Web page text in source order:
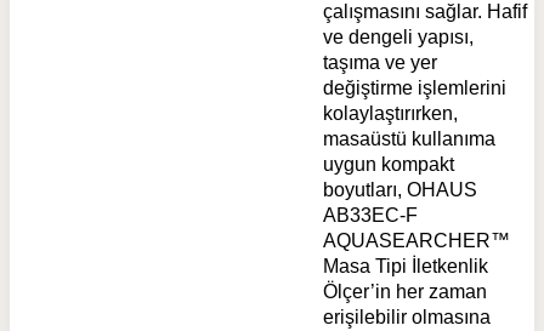
çalışmasını sağlar. Hafif
ve dengeli yapısı,
taşıma ve yer
değiştirme işlemlerini
kolaylaştırırken,
masaüstü kullanıma
uygun kompakt
boyutları, OHAUS
AB33EC-F
AQUASEARCHER™
Masa Tipi İletkenlik
Ölçer’in her zaman
erişilebilir olmasına